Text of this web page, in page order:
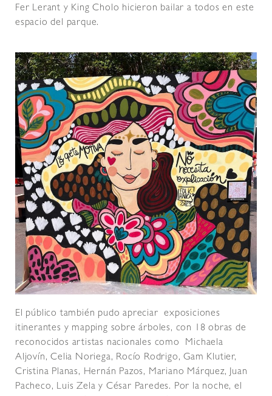
Fer Lerant y King Cholo hicieron bailar a todos en este
espacio del parque.
El público también pudo apreciar exposiciones
itinerantes y mapping sobre árboles, con 18 obras de
reconocidos artistas nacionales como Michaela
Aljovín, Celia Noriega, Rocío Rodrigo, Gam Klutier,
Cristina Planas, Hernán Pazos, Mariano Márquez, Juan
Pacheco, Luis Zela y César Paredes. Por la noche, el